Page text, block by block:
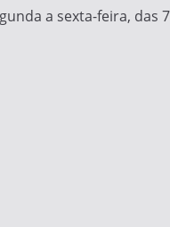
a sexta-feira, das